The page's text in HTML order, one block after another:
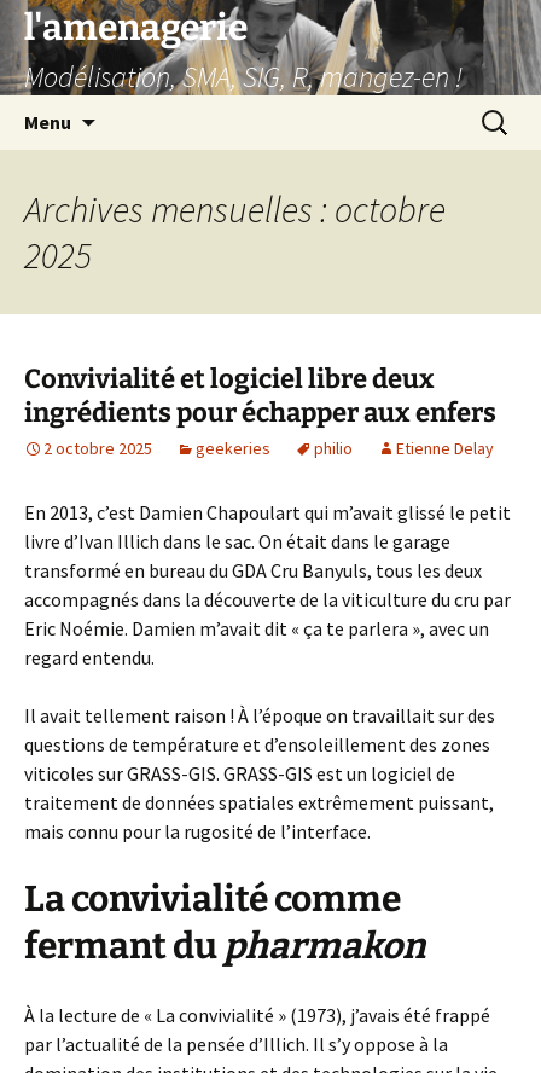
Aller
contenu
l'amenagerie
Modélisation, SMA, SIG, R, mangez-en !
Menu
Archives mensuelles : octobre
2025
Convivialité et logiciel libre deux
ingrédients pour échapper aux enfers
2 octobre 2025 geekeries philio Etienne Delay
En 2013, c’est Damien Chapoulart qui m’avait glissé le petit
livre d’Ivan Illich dans le sac. On était dans le garage
transformé en bureau du GDA Cru Banyuls, tous les deux
accompagnés dans la découverte de la viticulture du cru par
Eric Noémie. Damien m’avait dit « ça te parlera », avec un
regard entendu.
Il avait tellement raison ! À l’époque on travaillait sur des
questions de température et d’ensoleillement des zones
viticoles sur GRASS-GIS. GRASS-GIS est un logiciel de
traitement de données spatiales extrêmement puissant,
mais connu pour la rugosité de l’interface.
La convivialité comme
fermant dupharmakon
À la lecture de « La convivialité » (1973), j’avais été frappé
par l’actualité de la pensée d’Illich. Il s’y oppose à la